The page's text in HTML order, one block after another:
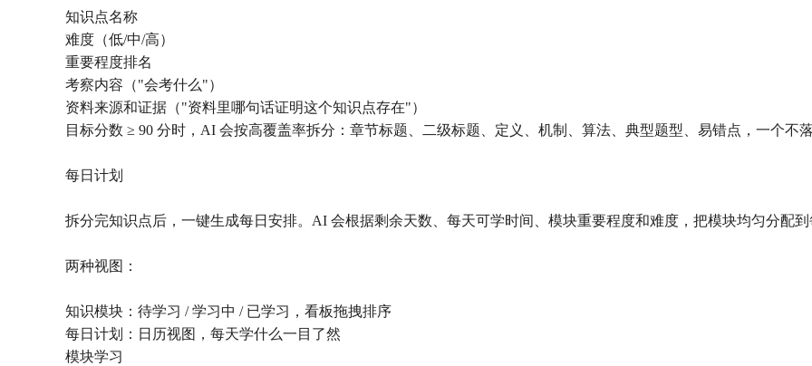
知识点名称
难度（低/中/高）
重要程度排名
考察内容（"会考什么"）
资料来源和证据（"资料里哪句话证明这个知识点存在"）
目标分数 ≥ 90 分时，AI 会按高覆盖率拆分：章节标题、二级标题、定义、机制、算法、典型题型、易错点，一个不落
每日计划
拆分完知识点后，一键生成每日安排。AI 会根据剩余天数、每天可学时间、模块重要程度和难度，把模块均匀分配到
两种视图：
知识模块：待学习 / 学习中 / 已学习，看板拖拽排序
每日计划：日历视图，每天学什么一目了然
模块学习